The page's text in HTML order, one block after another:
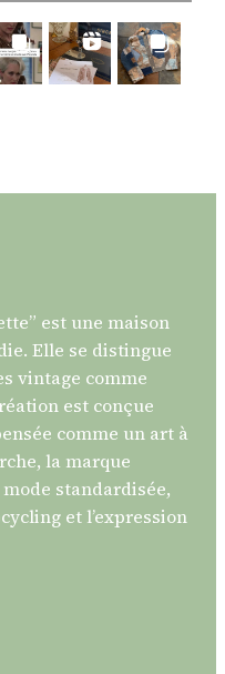
est une maison
Elle se distingue
vintage comme
est conçue
comme un art à
la marque
standardisée,
et l’expression